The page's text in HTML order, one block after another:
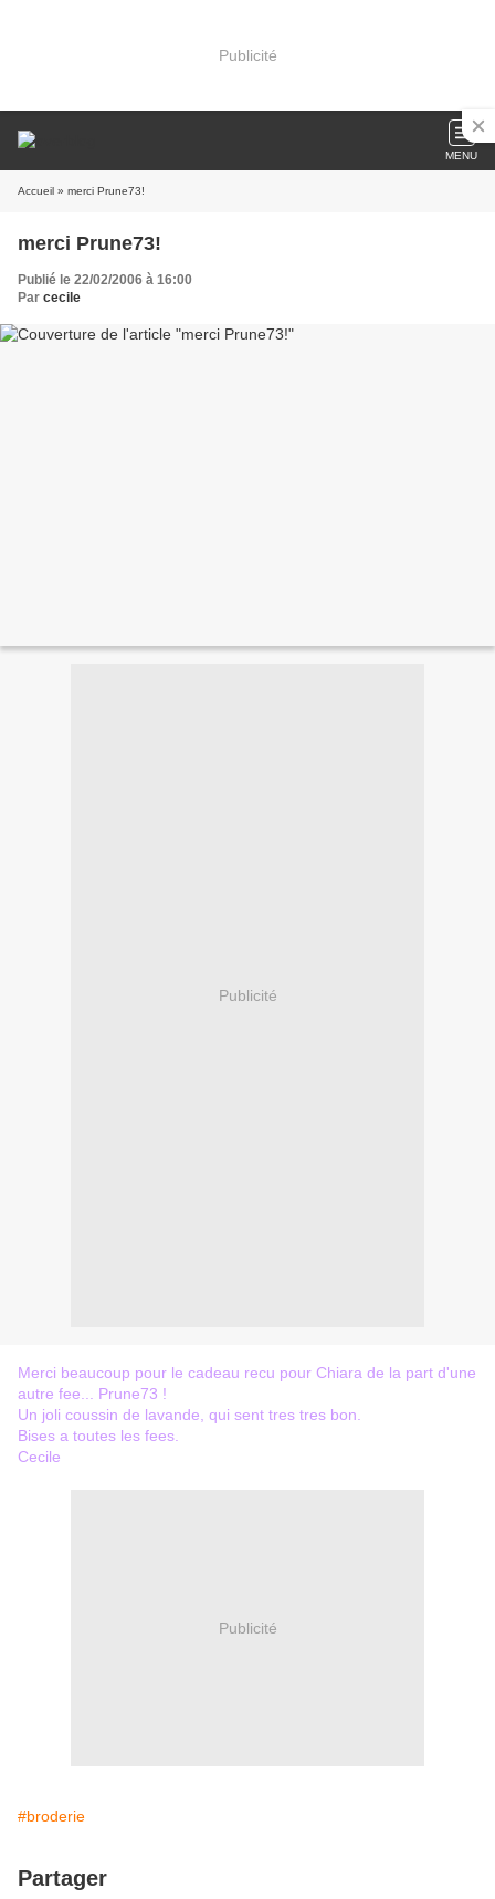
Publicité
MENU
Accueil » merci Prune73!
merci Prune73!
Publié le 22/02/2006 à 16:00
Par cecile
Publicité
Merci beaucoup pour le cadeau recu pour Chiara de la part d'une
autre fee... Prune73 !
Un joli coussin de lavande, qui sent tres tres bon.
Bises a toutes les fees.
Cecile
Publicité
#broderie
Partager